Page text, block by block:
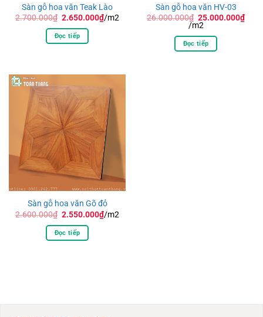
Sàn gỗ hoa văn Teak Lào
2.700.000₫ Giá
là:
2.700.000₫.
2.650.000₫Giá
hiện
/m2
Đọc tiếp
Sàn gỗ hoa văn HV-03
26.000.000₫ Giá
gốc
26.000.000₫.
25.000.000₫
Giá
tại
là:
/m2
Đọc tiếp
Sàn gỗ hoa văn Gõ đỏ
2.600.000₫ Giá
là:
2.600.000₫.
2.550.000₫Giá
hiện
/m2
Đọc tiếp